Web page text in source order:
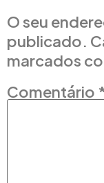
O seu
publicado.
marcados
Comentário